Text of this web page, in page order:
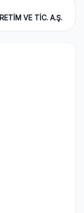
VE TİC. A.Ş.